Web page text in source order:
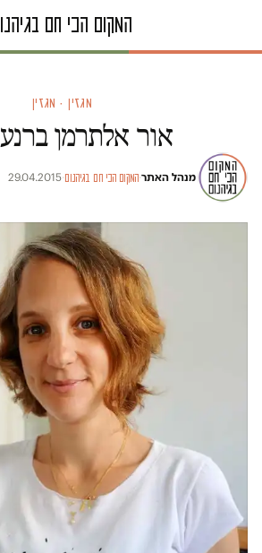
מגזין · מגזין
אור אלתרמן ברנע
מנהל האתר·המקום הכי חם בגיהנום·
29.04.2015